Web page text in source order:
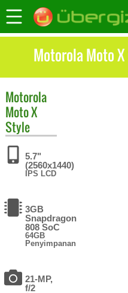
Motorola Moto
Motorola
Moto X
Style
5.7"
(2560x1440)
IPS LCD
3GB
Snapdragon
808 SoC
64GB
Penyimpanan
21-MP,
f/2